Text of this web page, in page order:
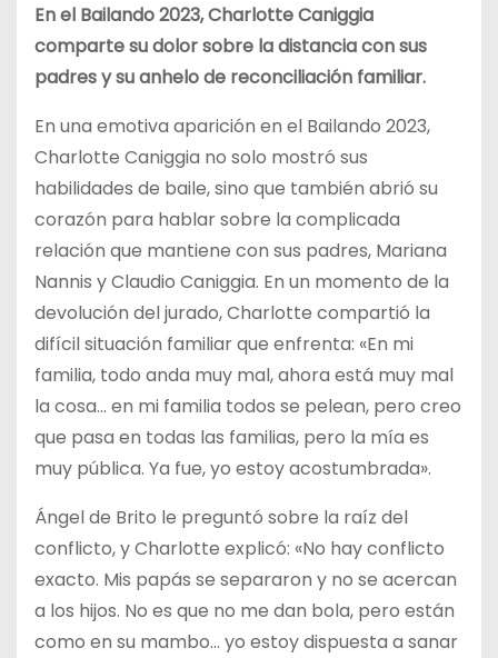
En el Bailando 2023, Charlotte Caniggia
comparte su dolor sobre la distancia con sus
padres y su anhelo de reconciliación familiar.
En una emotiva aparición en el Bailando 2023,
Charlotte Caniggia no solo mostró sus
habilidades de baile, sino que también abrió su
corazón para hablar sobre la complicada
relación que mantiene con sus padres, Mariana
Nannis y Claudio Caniggia. En un momento de la
devolución del jurado, Charlotte compartió la
difícil situación familiar que enfrenta: «En mi
familia, todo anda muy mal, ahora está muy mal
la cosa… en mi familia todos se pelean, pero creo
que pasa en todas las familias, pero la mía es
muy pública. Ya fue, yo estoy acostumbrada».
Ángel de Brito le preguntó sobre la raíz del
conflicto, y Charlotte explicó: «No hay conflicto
exacto. Mis papás se separaron y no se acercan
a los hijos. No es que no me dan bola, pero están
como en su mambo… yo estoy dispuesta a sanar